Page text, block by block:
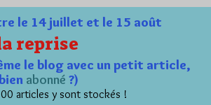
le 14 juillet et le 15 août
reprise
le blog avec un petit article,
abonné ?)
articles y sont stockés !